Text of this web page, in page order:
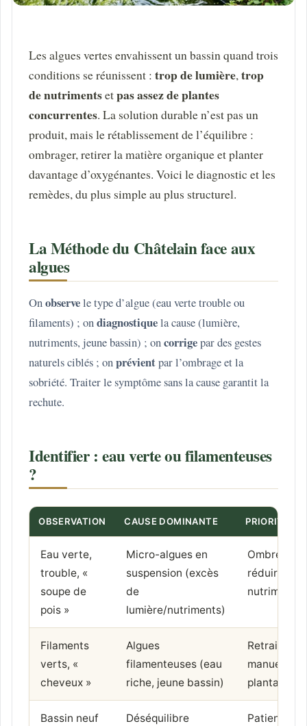
Les algues vertes envahissent un bassin quand trois
conditions se réunissent : trop de lumière,trop
de nutrimentsetpas assez de plantes
concurrentes. La solution durable n’est pas un
produit, mais le rétablissement de l’équilibre :
ombrager, retirer la matière organique et planter
davantage d’oxygénantes. Voici le diagnostic et les
remèdes, du plus simple au plus structurel.
La Méthode du Châtelain face aux
algues
Onobservele type d’algue (eau verte trouble ou
filaments) ; ondiagnostiquela cause (lumière,
nutriments, jeune bassin) ; oncorrigepar des gestes
naturels ciblés ; onprévientpar l’ombrage et la
sobriété. Traiter le symptôme sans la cause garantit la
rechute.
Identifier : eau verte ou filamenteuses
?
OBSERVATION CAUSE DOMINANTE PRIORITÉ
Eau verte,
trouble, «
soupe de
pois »
Micro-algues en
suspension (excès
de
lumière/nutriments)
Ombrer +
réduire les
nutriments
Filaments
verts, «
cheveux »
Algues
filamenteuses (eau
riche, jeune bassin)
Retrait
manuel +
plantation
Bassin neuf
Déséquilibre
Patienter,